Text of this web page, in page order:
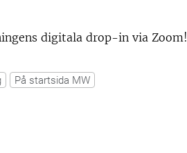
digitala drop-in via Zoom!
På startsida MW